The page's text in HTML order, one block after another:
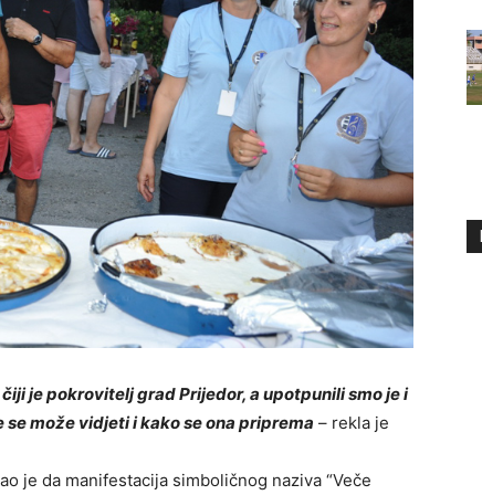
je pokrovitelj grad Prijedor, a upotpunili smo je i
može vidjeti i kako se ona priprema – rekla je
je da manifestacija simboličnog naziva “Veče